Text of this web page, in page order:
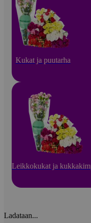
Kukat ja puutarha
Leikkokukat ja
Ladataan...